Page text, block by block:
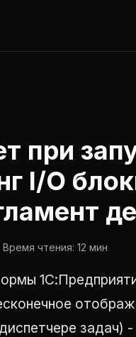
при
I/O
чтения: 12 мин
задач)